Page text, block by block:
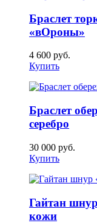
Браслет
«вОроны»
4 600 руб.
Купить
Браслет
серебро
30 000 руб.
Купить
Гайтан
кожи